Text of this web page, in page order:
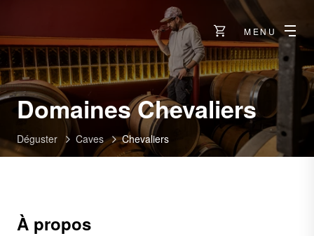
MENU
Domaines Chevaliers-
Déguster Caves Chevaliers
À propos